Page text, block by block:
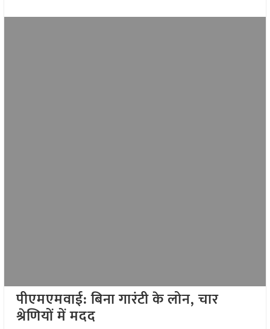
पीएमएमवाई: बिना गारंटी के लोन,चार
श्रेणियों में मदद